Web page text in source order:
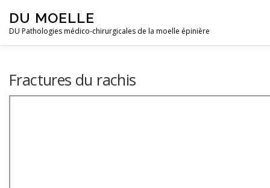
DU MOELLE
DU Pathologies médico-chirurgicales de la moelle épinière
Fractures du rachis